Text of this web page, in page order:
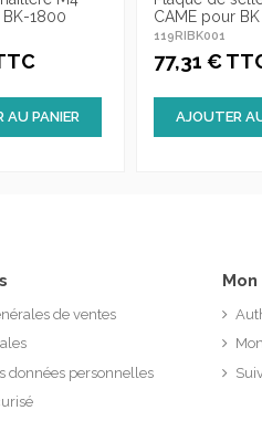
1800
AU PANIER
CAME pour BK
119RIBK001
77,31 €
AJOUTER
de ventes
données personnelles